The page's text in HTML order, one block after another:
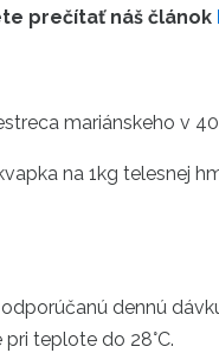
prečítať náš článok
mariánskeho v
na 1kg telesnej
dennú
teplote do 28°C.